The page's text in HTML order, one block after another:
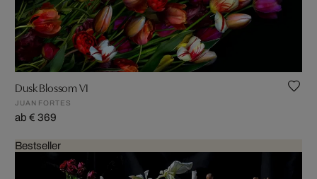
Dusk Blossom VI
JUAN FORTES
ab € 369
Bestseller